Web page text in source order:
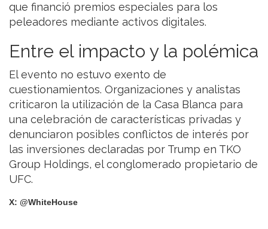
que financió premios especiales para los
peleadores mediante activos digitales.
Entre el impacto y la polémica
El evento no estuvo exento de
cuestionamientos. Organizaciones y analistas
criticaron la utilización de la Casa Blanca para
una celebración de características privadas y
denunciaron posibles conflictos de interés por
las inversiones declaradas por Trump en TKO
Group Holdings, el conglomerado propietario de
UFC.
X: @WhiteHouse